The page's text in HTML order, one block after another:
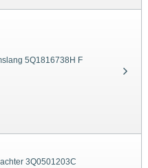
5Q1816738H F
3Q0501203C